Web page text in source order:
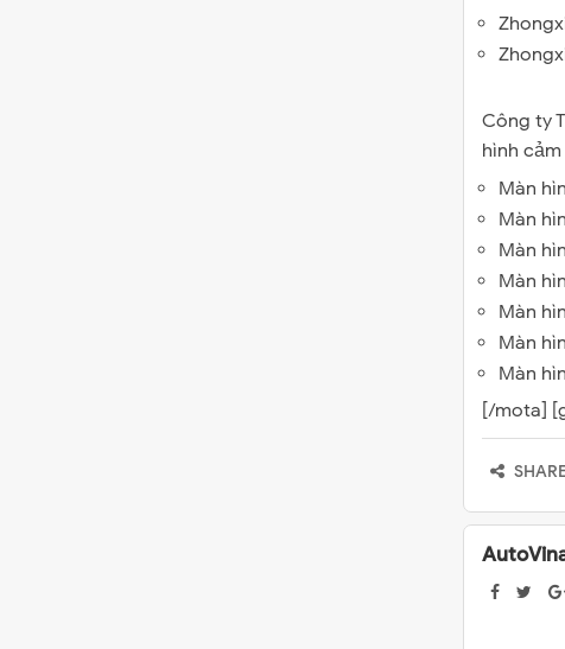
Công ty
hình
Màn
Màn
Màn
Màn
Màn
Màn
Màn
[/mota]